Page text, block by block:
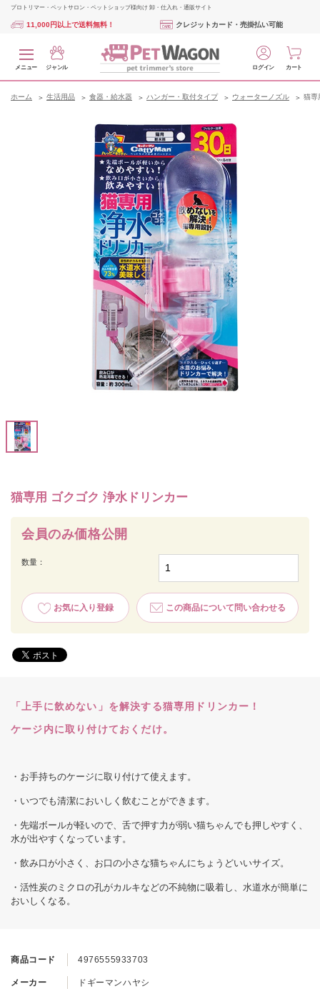
プロトリマー・ペットサロン・ペットショップ様向け 卸・仕入れ・通販サイト
11,000円以上で送料無料！ クレジットカード・売掛払い可能
メニュー ジャンル ログイン カート
ホーム 生活用品 食器・給水器 ハンガー・取付タイプ ウォーターノズル 猫専
猫専用 ゴクゴク 浄水ドリンカー
会員のみ価格公開
数量：
お気に入り登録 この商品について問い合わせる
商品コード 4976555933703
メーカー ドギーマンハヤシ
「上手に飲めない」を解決する猫専用ドリンカー！
ケージ内に取り付けておくだけ。
・お手持ちのケージに取り付けて使えます。
・いつでも清潔においしく飲むことができます。
・先端ボールが軽いので、舌で押す力が弱い猫ちゃんでも押しやすく、
水が出やすくなっています。
・飲み口が小さく、お口の小さな猫ちゃんにちょうどいいサイズ。
・活性炭のミクロの孔がカルキなどの不純物に吸着し、水道水が簡単に
おいしくなる。